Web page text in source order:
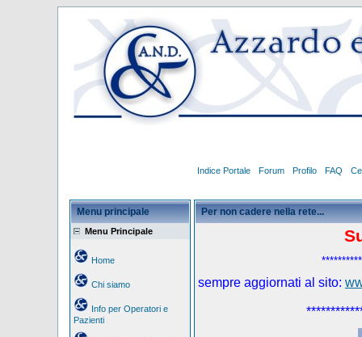
Indice Portale Forum Profilo FAQ
Menu principale
Menu Principale
Home
Chi siamo
Info per Operatori e
Pazienti
Per non cadere nella rete...
sempre aggiornati al sito: